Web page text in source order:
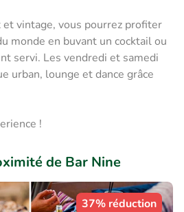
vintage, vous pourrez profiter
monde en buvant un cocktail ou
servi. Les vendredi et samedi
urban, lounge et dance grâce
!
de Bar Nine
37% réduction